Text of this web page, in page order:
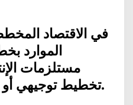
في الاقتصاد
الموارد
مستلزمات
تخطيط توجيهي أو هيئة تخطيط إرشادي.